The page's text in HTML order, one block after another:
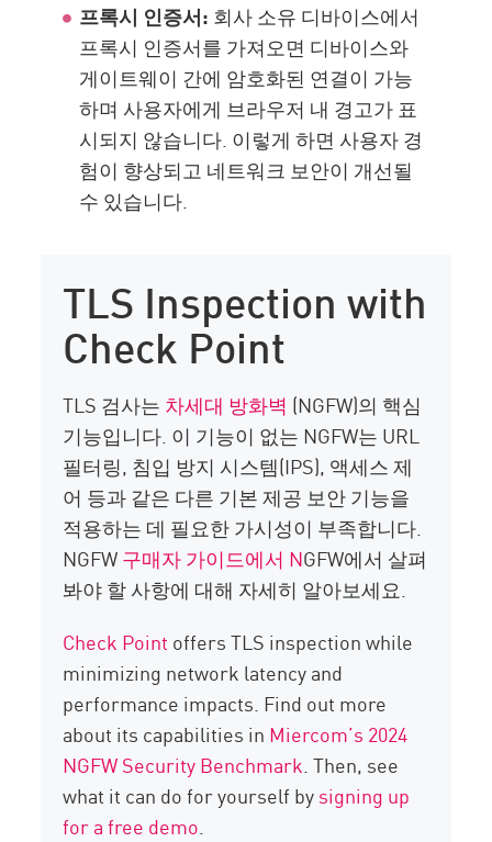
프록시 인증서: 회사 소유 디바이스에서
프록시 인증서를 가져오면 디바이스와
게이트웨이 간에 암호화된 연결이 가능
하며 사용자에게 브라우저 내 경고가 표
시되지 않습니다. 이렇게 하면 사용자 경
험이 향상되고 네트워크 보안이 개선될
수 있습니다.
TLS Inspection with
Check Point
TLS 검사는 차세대 방화벽 (NGFW)의 핵심
기능입니다. 이 기능이 없는 NGFW는 URL
필터링, 침입 방지 시스템(IPS), 액세스 제
어 등과 같은 다른 기본 제공 보안 기능을
적용하는 데 필요한 가시성이 부족합니다.
NGFW구매자 가이드에서 NGFW에서 살펴
봐야 할 사항에 대해 자세히 알아보세요.
Check Point offers TLS inspection while
minimizing network latency and
performance impacts. Find out more
about its capabilities in Miercom’s 2024
NGFW Security Benchmark. Then, see
what it can do for yourself bysigning up
for a free demo.